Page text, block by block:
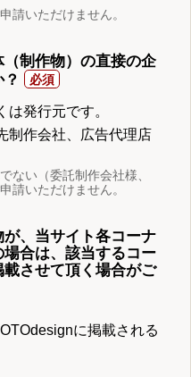
請いただけません。
制作物）の直接の企
発行元です。
制作会社、広告代理店
ない（委託制作会社様、
請いただけません。
、当サイト各コーナ
合は、該当するコー
させて頂く場合がご
に掲載される